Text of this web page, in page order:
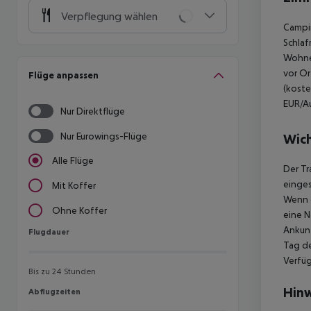
Verpflegung wählen
Flüge anpassen
Nur Direktflüge
Nur Eurowings-Flüge
Alle Flüge
Mit Koffer
Ohne Koffer
Flugdauer
Flugdauer
Bis zu 24 Stunden
Abflugzeiten
Abflugzeiten
vor
EUR/
Der
Wenn
eine
Tag